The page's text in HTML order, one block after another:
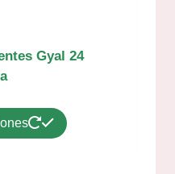
Gyal 24